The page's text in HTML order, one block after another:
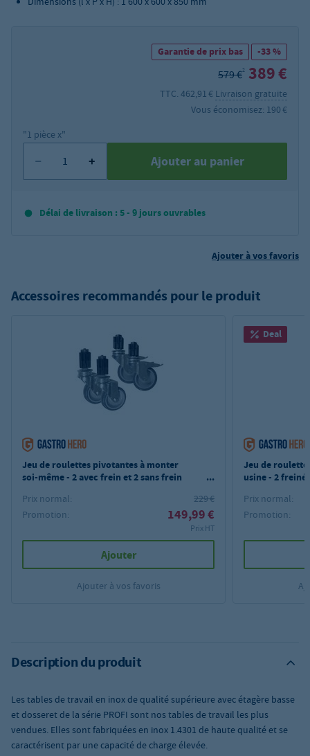
Garantie de prix bas -33 %
579 €2 389 €
TTC. 462,91 € Livraison gratuite
Vous économisez: 190 €
"1 pièce x"
Ajouter au panier
Délai de livraison : 5 - 9 jours ouvrables
Ajouter à vos favoris
Accessoires recommandés pour le produit
Jeu de roulettes pivotantes à monter
soi-même - 2 avec frein et 2 sans frein
Prix normal:
229 €
Promotion:
149,99 €
Prix HT
Ajouter
Ajouter à vos favoris
Deal
Jeu de
usine - 2
PROFI
Prix normal:
Promotion:
Description du produit
Les tables de travail en inox de qualité supérieure avec étagère basse
et dosseret de la série PROFI sont nos tables de travail les plus
vendues. Elles sont fabriquées en inox 1.4301 de haute qualité et se
caractérisent par une capacité de charge élevée.